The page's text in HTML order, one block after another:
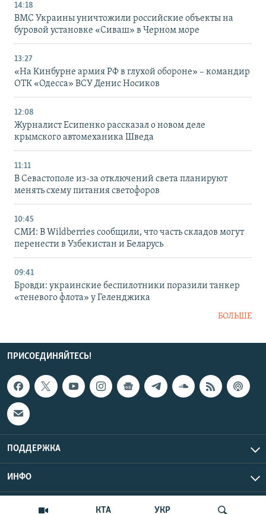
КТА УКР
14:18
ВМС Украины уничтожили российские объекты на
буровой установке «Сиваш» в Черном море
13:27
«На Кинбурне армия РФ в глухой обороне» – командир
ОТК «Одесса» ВСУ Денис Носиков
12:08
Журналист Есипенко рассказал о новом деле
крымского автомеханика Шведа
11:11
В Севастополе из-за отключений света планируют
менять схему питания светофоров
10:45
СМИ: В Wildberries сообщили, что часть складов могут
перенести в Узбекистан и Беларусь
09:41
Бровди: украинские беспилотники поразили танкер
«теневого флота» у Геленджика
БОЛЬШЕ
ПРИСОЕДИНЯЙТЕСЬ!
ПОДДЕРЖКА
ИНФО
Copyright Крым.Реалии, 2026 | Все права защищены.
UTC+3